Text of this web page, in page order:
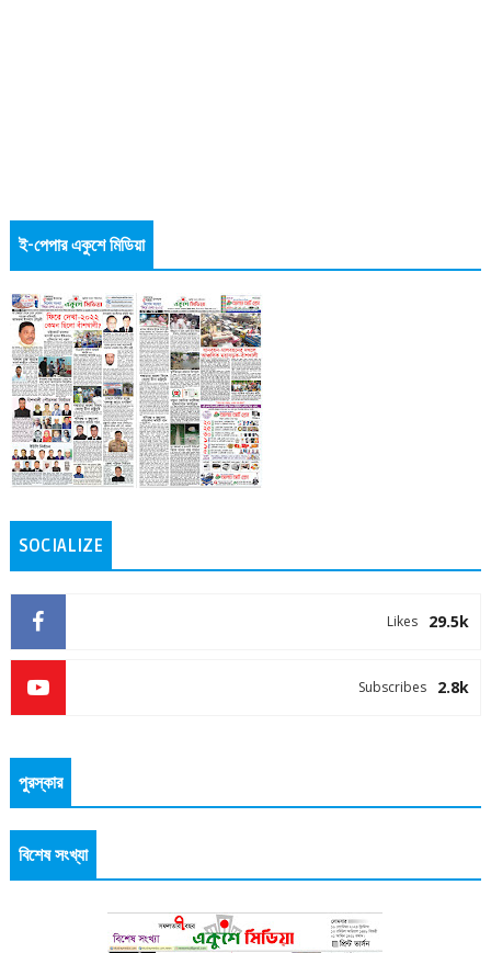
ই-পেপার একুশে মিডিয়া
SOCIALIZE
29.5k
Likes
2.8k
Subscribes
পুরস্কার
বিশেষ সংখ্যা